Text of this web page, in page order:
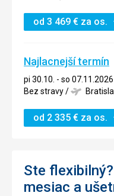
od 3 469 € za os.
Najlacnejší termín
pi 30.10. - so
Bez stravy/
od 2 335 € za os.
Ste
mesiac a